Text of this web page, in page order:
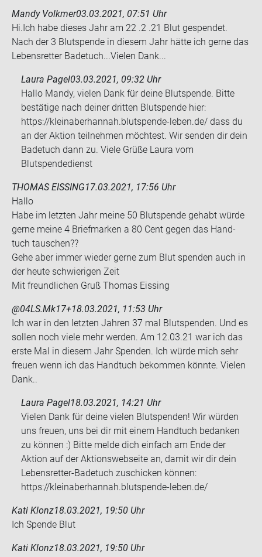
Mandy Volkmer03.03.2021, 07:51 Uhr
Hi.Ich habe die­ses Jahr am 22 .2 .21 Blut ge­spen­det.
Nach der 3 Blut­spen­de in die­sem Jahr hätte ich gerne das
Le­bens­ret­ter Ba­de­tuch...Vie­len Dank...
Laura Pagel03.03.2021, 09:32 Uhr
Hallo Mandy, vielen Dank für deine Blutspende. Bitte
bestätige nach deiner dritten Blutspende hier:
https://kleinaberhannah.blutspende-leben.de/ dass du
an der Aktion teilnehmen möchtest. Wir senden dir dein
Badetuch dann zu. Viele Grüße Laura vom
Blutspendedienst
THOMAS EISSING17.03.2021, 17:56 Uhr
Hallo
Habe im letz­ten Jahr meine 50 Blut­spen­de ge­habt würde
gerne meine 4 Brief­mar­ken a 80 Cent gegen das Hand­
tuch tau­schen??
Gehe aber immer wie­der gerne zum Blut spen­den auch in
der heute schwie­ri­gen Zeit
Mit freund­li­chen Gruß Tho­mas Eis­sing
@04LS.Mk17+18.03.2021, 11:53 Uhr
Ich war in den letz­ten Jah­ren 37 mal Blut­spen­den. Und es
sol­len noch viele mehr wer­den. Am 12.03.21 war ich das
erste Mal in die­sem Jahr Spen­den. Ich würde mich sehr
freu­en wenn ich das Hand­tuch be­kom­men könn­te. Vie­len
Dank..
Laura Pagel18.03.2021, 14:21 Uhr
Vielen Dank für deine vielen Blutspenden! Wir würden
uns freuen, uns bei dir mit einem Handtuch bedanken
zu können :) Bitte melde dich einfach am Ende der
Aktion auf der Aktionswebseite an, damit wir dir dein
Lebensretter-Badetuch zuschicken können:
https://kleinaberhannah.blutspende-leben.de/
Kati Klonz18.03.2021, 19:50 Uhr
Ich Spen­de Blut
Kati Klonz18.03.2021, 19:50 Uhr